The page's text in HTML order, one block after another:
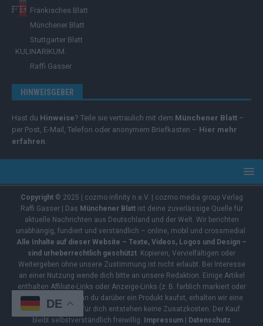
Fränkisches Blatt
Münchener Blatt
Stuttgarter Blatt
KULINARIKUM.
Raffi Gasser
HINWEISGEBER
Hast du Hinweise? Teile sie vertraulich mit dem Münchener Blatt –
per Post, E-Mail, Telefon oder anonymem Briefkasten – Hier mehr
erfahren.
Copyright© 2025 | cozmo infinity n.e.V. | cozmo media group Verlag
Raffi Gasser | Das Münchener Blattist deine zuverlässige Quelle für
aktuelle Nachrichten aus Deutschland und der Welt. Wir berichten
unabhängig, fundiert und verständlich – online, mobil und crossmedial.
Alle Inhalte auf dieser Website – Texte, Videos, Logos und Design –
sind urheberrechtlich geschützt. Kopieren, Vervielfältigen oder
Weitergeben ohne unsere Zustimmung ist nicht erlaubt. Bei Interesse
an einer Nutzung wende dich bitte an unsere Redaktion. Einige Artikel
enthalten Affiliate-Links oder Anzeige-Links (z. B. farblich markiert oder
unterstrichen). Wenn du darüber ein Produkt kaufst, erhalten wir eine
kleine Provision – für dich entstehen keine Zusatzkosten. Der Kauf
bleibt selbstverständlich freiwillig.
Impressum Datenschutz
DE